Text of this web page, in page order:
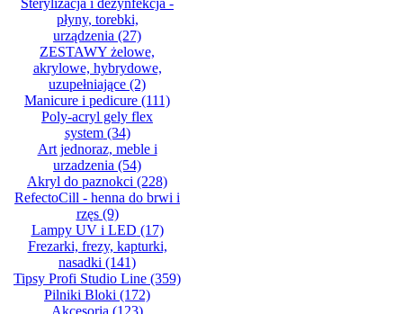
Sterylizacja i dezynfekcja -
płyny, torebki,
urządzenia (27)
ZESTAWY żelowe,
akrylowe, hybrydowe,
uzupełniające (2)
Manicure i pedicure (111)
Poly-acryl gely flex
system(34)
Art jednoraz, meble i
urzadzenia (54)
Akryl do paznokci (228)
RefectoCill - henna do brwi i
rzęs(9)
Lampy UV i LED (17)
Frezarki, frezy, kapturki,
nasadki (141)
Tipsy Profi Studio Line (359)
Pilniki Bloki (172)
Akcesoria (123)